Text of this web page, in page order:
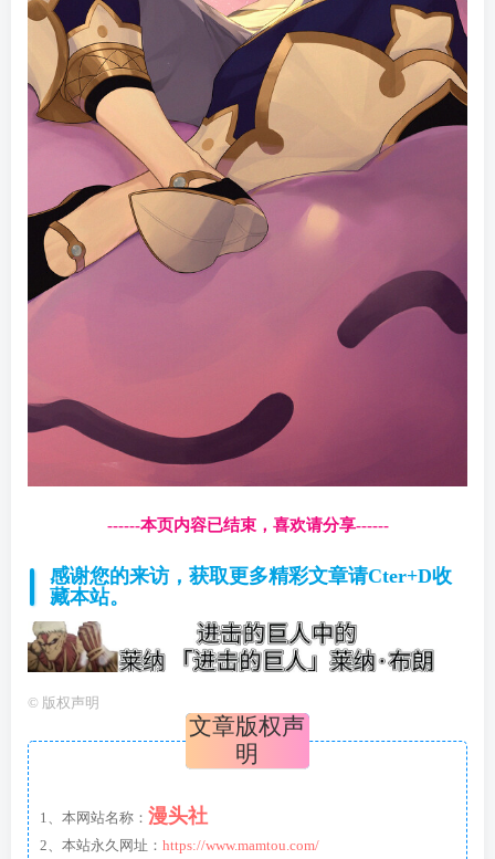
------本页内容已结束，喜欢请分享------
感谢您的来访，获取更多精彩文章请Cter+D收
藏本站。
© 版权声明
文章版权声
明
1、本网站名称： 漫头社
2、本站永久网址： https://www.mamtou.com/